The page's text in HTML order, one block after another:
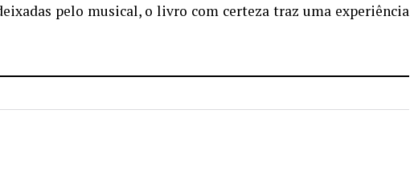
pelo musical, o livro com certeza traz uma experiência